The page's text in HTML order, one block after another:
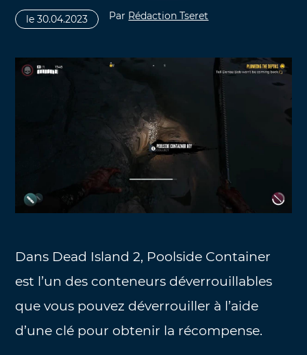
le 30.04.2023 Par Rédaction Tseret
Dans Dead Island 2, Poolside Container
est l’un des conteneurs déverrouillables
que vous pouvez déverrouiller à l’aide
d’une clé pour obtenir la récompense.